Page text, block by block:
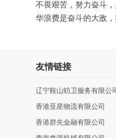
不畏艰苦，努力奋斗
华浪费是奋斗的大敌
友情链接
辽宁鞍山昉卫服务有限公
香港亚星物流有限公司
香港群先金融有限公司